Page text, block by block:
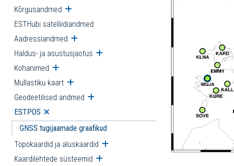
Kõrgusandmed Ava alammenüü
ESTHubi satelliidiandmed
Aadressiandmed Ava alammenüü
Haldus- ja asustusjaotus Ava alammenüü
Kohanimed Ava alammenüü
Mullastiku kaart Ava alammenüü
Geodeetilised andmed Ava alammenüü
ESTPOS Ava alammenüü
GNSS tugijaamade graafikud
Topokaardid ja aluskaardid Ava alammenüü
Kaardilehtede süsteemid Ava alammenüü